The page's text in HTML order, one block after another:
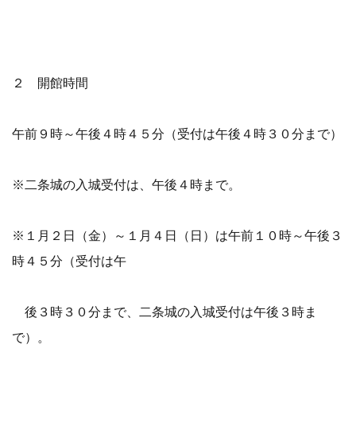
２ 開館時間
午前９時～午後４時４５分（受付は午後４時３０分まで）
※二条城の入城受付は、午後４時まで。
※１月２日（金）～１月４日（日）は午前１０時～午後３
時４５分（受付は午
後３時３０分まで、二条城の入城受付は午後３時ま
で）。